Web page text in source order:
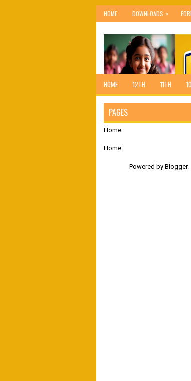
HOME DOWNLOADS »
HOME 12TH 11TH
PAGES
Home
Home
Powered by Blogger.